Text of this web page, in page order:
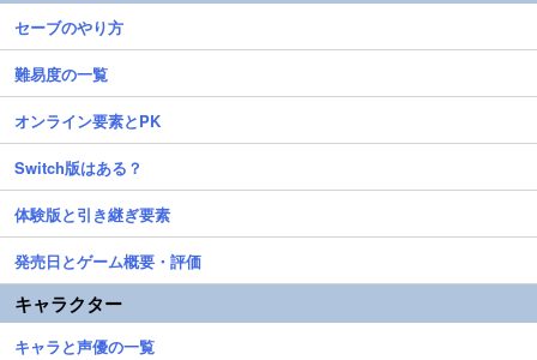
セーブのやり方
難易度の一覧
オンライン要素とPK
Switch版はある？
体験版と引き継ぎ要素
発売日とゲーム概要・評価
キャラクター
キャラと声優の一覧